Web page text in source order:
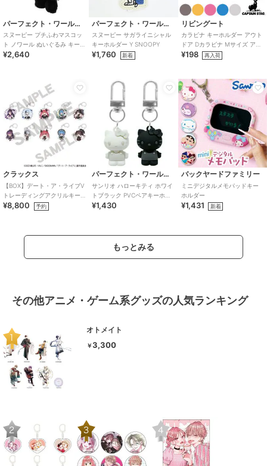
パーフェクト・ワールド・トーキョー
スヌーピー プチふわマスコッ
ト ノワール ぬいぐるみ キーホ
ルダー ブラック SNOOPY
¥2,640
パーフェクト・ワールド・トーキョー
スヌーピー サガライニシャル
キーホルダー Y SNOOPY
¥1,760 新着
リビングート
カラビナ キーホルダー アウト
ドア Dカラビナ Mサイズ アル
ミアクセサリー
¥198 再入荷
クラックス
【BOX】デート・ア・ライブV
トレーディングアクリルキー
ホルダー ゴシックドール
¥8,800 予約
パーフェクト・ワールド・トーキョー
サンリオ ハローキティ ホワイ
トブラック PVCペアキーホル
ダー Sanrio
¥1,430
バックヤードファミリー
ミニデジタルメモパッドキー
ホルダー
¥1,431 新着
もっとみる
その他アニメ・ゲーム系グッズの人気ランキング
オトメイト
￥3,300